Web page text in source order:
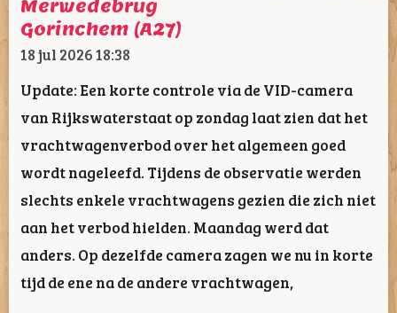
Merwedebrug
Gorinchem (A27)
18 jul 202618:38
Update: Een korte controle via de VID-camera
van Rijkswaterstaat op zondag laat zien dat het
vrachtwagenverbod over het algemeen goed
wordt nageleefd. Tijdens de observatie werden
slechts enkele vrachtwagens gezien die zich niet
aan het verbod hielden. Maandag werd dat
anders. Op dezelfde camera zagen we nu in korte
tijd de ene na de andere vrachtwagen,